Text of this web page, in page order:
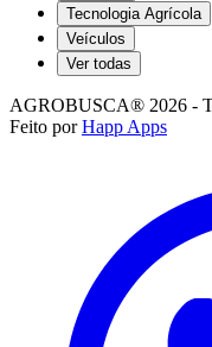
Tecnologia Agrícola
Veículos
Ver todas
AGROBUSCA® 2026 -
Feito por Happ Apps